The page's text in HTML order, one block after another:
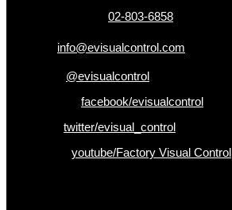
02-803-6858
info@evisualcontrol.com
@evisualcontrol
facebook/evisualcontrol
twitter/evisual_control
youtube/Factory Visual Control